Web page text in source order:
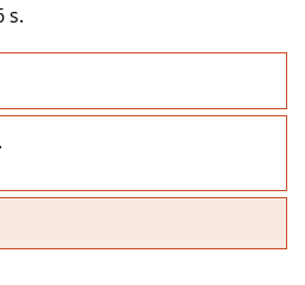
s.